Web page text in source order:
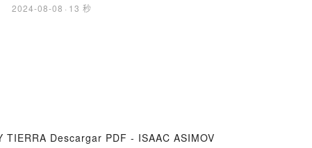
2024-08-08 · 13 秒
TIERRA Descargar PDF - ISAAC ASIMOV